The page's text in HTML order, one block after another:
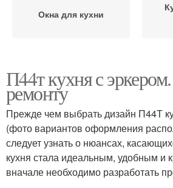
Окна для кухни
Треугольный эркер
П44т кухня с
ремонту
Прежде чем выбрать дизайн П44Т
(фото вариантов оформления
следует узнать о нюансах,
кухня стала идеальным, удобным и
вначале необходимо разработать